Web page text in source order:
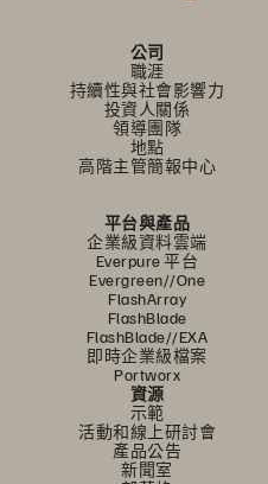
公司
職涯
持續性與社會影響力
投資人關係
領導團隊
地點
高階主管簡報中心
平台與產品
企業級資料雲端
Everpure 平台
Evergreen//One
FlashArray
FlashBlade
FlashBlade//EXA
即時企業級檔案
Portworx
資源
示範
活動和線上研討會
產品公告
新聞室